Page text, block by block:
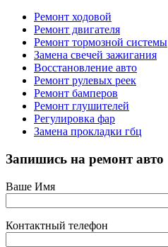
Ремонт ходовой
Ремонт двигателя
Ремонт тормозной системы
Замена свечей зажигания
Восстановление авто
Ремонт рулевых реек
Ремонт бамперов
Ремонт глушителей
Регулировка фар
Замена прокладки гбц
Запишись на ремонт авто
Ваше Имя
Контактный телефон